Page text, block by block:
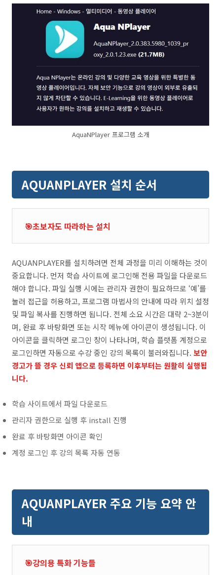
AquaNPlayer 프로그램 소개
AQUANPLAYER 설치 순서
🎯초보자도 따라하는 설치
AQUANPLAYER를 설치하려면 전체 과정을 미리 이해하는 것이
중요합니다. 먼저 학습 사이트에 로그인해 전용 파일을 다운로드
해야 합니다. 파일 실행 시에는 관리자 권한이 필요하므로 ‘예’를
눌러 접근을 허용하고, 프로그램 마법사의 안내에 따라 위치 설정
및 파일 복사를 진행하면 됩니다. 전체 소요 시간은 대략 2~3분이
며, 완료 후 바탕화면 또는 시작 메뉴에 아이콘이 생성됩니다. 이
아이콘을 클릭하면 로그인 창이 나타나며, 학습 플랫폼 계정으로
로그인하면 자동으로 수강 중인 강의 목록이 불러와집니다. 보안
경고가 뜰 경우 신뢰 앱으로 등록하면 이후부터는 원활히 실행됩
니다.
학습 사이트에서 파일 다운로드
관리자 권한으로 실행 후 install 진행
완료 후 바탕화면 아이콘 확인
계정 로그인 후 강의 목록 자동 연동
AQUANPLAYER 주요 기능 요약 안
내
🎯강의용 특화 기능들